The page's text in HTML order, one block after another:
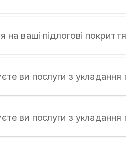
на ваші підлогові
ви послуги з укладання
ви послуги з укладання